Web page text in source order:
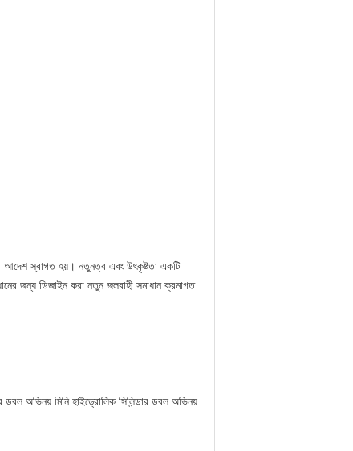
স্বাগত হয়। নতুনত্ব এবং উৎকৃষ্টতা একটি
জন্য ডিজাইন করা নতুন জলবাহী সমাধান ক্রমাগত
ডবল অভিনয় মিনি হাইড্রোলিক সিলিন্ডার ডবল অভিনয়